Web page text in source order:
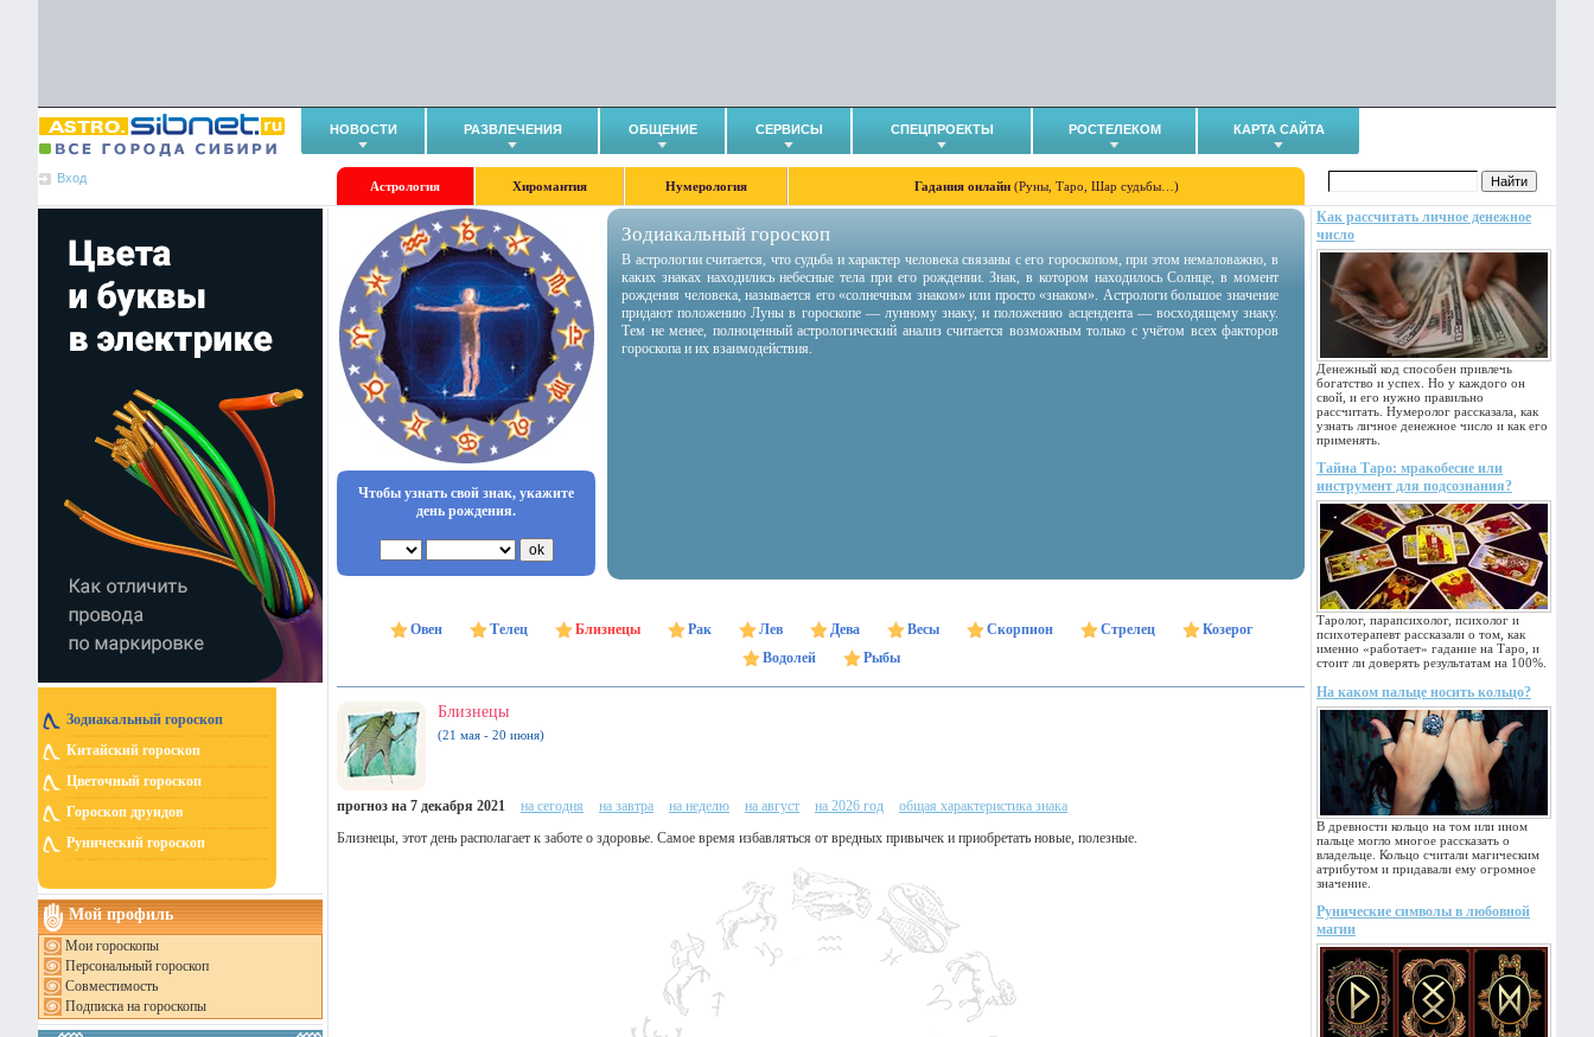
НОВОСТИ РАЗВЛЕЧЕНИЯ ОБЩЕНИЕ СЕРВИСЫ СПЕЦПРОЕКТЫ РОСТЕЛЕКОМ КАРТА САЙТА
Вход
Астрология Хиромантия Нумерология Гадания онлайн (Руны, Таро, Шар судьбы…)
Зодиакальный гороскоп
Китайский гороскоп
Цветочный гороскоп
Гороскоп друидов
Рунический гороскоп
Мой профиль
Мои гороскопы
Персональный гороскоп
Совместимость
Подписка на гороскопы
Как рассчитать личное денежное
число
Денежный код способен привлечь
богатство и успех. Но у каждого он
свой, и его нужно правильно
рассчитать. Нумеролог рассказала, как
узнать личное денежное число и как его
применять.
Тайна Таро: мракобесие или
инструмент для подсознания?
Таролог, парапсихолог, психолог и
психотерапевт рассказали о том, как
именно «работает» гадание на Таро, и
стоит ли доверять результатам на 100%.
На каком пальце носить кольцо?
В древности кольцо на том или ином
пальце могло многое рассказать о
владельце. Кольцо считали магическим
атрибутом и придавали ему огромное
значение.
Рунические символы в любовной
магии
Чтобы узнать свой знак, укажите
день рождения.
Зодиакальный гороскоп
В астрологии считается, что судьба и характер человека связаны с его гороскопом, при этом немаловажно, в
каких знаках находились небесные тела при его рождении. Знак, в котором находилось Солнце, в момент
рождения человека, называется его «солнечным знаком» или просто «знаком». Астрологи большое значение
придают положению Луны в гороскопе — лунному знаку, и положению асцендента — восходящему знаку.
Тем не менее, полноценный астрологический анализ считается возможным только с учётом всех факторов
гороскопа и их взаимодействия.
Овен Телец Близнецы Рак Лев Дева Весы Скорпион Стрелец
Козерог
Водолей
Рыбы
Близнецы
(21 мая - 20 июня)
прогноз на 7 декабря 2021 на сегодня на завтра на неделю на август на 2026 год
общая характеристика знака
Близнецы, этот день располагает к заботе о здоровье. Самое время избавляться от вредных привычек и приобретать новые, полезные.